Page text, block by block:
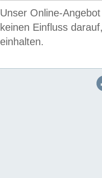
Unser Online-
keinen Einfluss
einhalten.